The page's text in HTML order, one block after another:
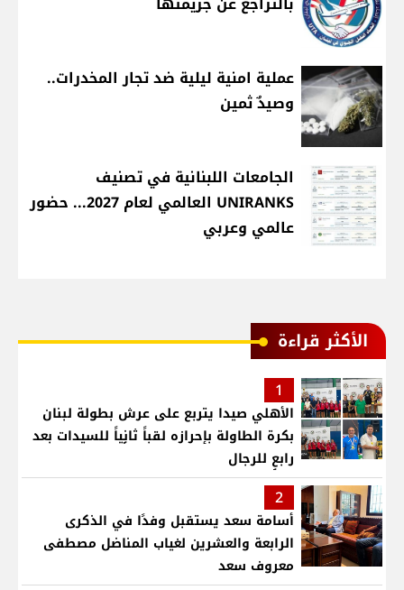
عملية امنية ليلية ضد تجار المخدرات..
وصيدٌ ثمين
الجامعات اللبنانية في تصنيف
UNIRANKS العالمي لعام 2027... حضور
عالمي وعربي
الأكثر قراءة
1
الأهلي صيدا يتربع على عرش بطولة لبنان
بكرة الطاولة بإحرازه لقباً ثانٍياً للسيدات بعد
رابعٍ للرجال
2
أسامة سعد يستقبل وفدًا في الذكرى
الرابعة والعشرين لغياب المناضل مصطفى
معروف سعد